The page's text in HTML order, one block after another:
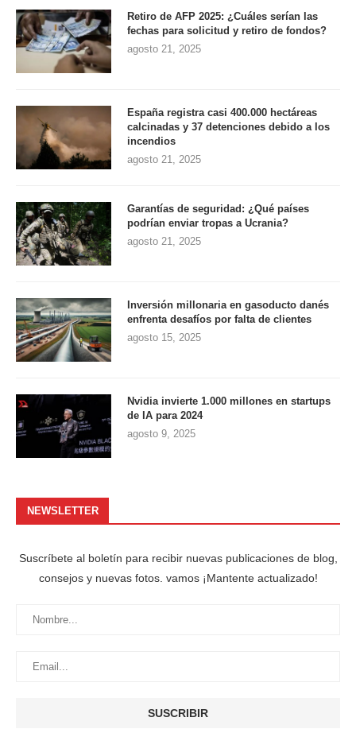
Retiro de AFP 2025: ¿Cuáles serían las
fechas para solicitud y retiro de fondos?
agosto 21, 2025
España registra casi 400.000 hectáreas
calcinadas y 37 detenciones debido a los
incendios
agosto 21, 2025
Garantías de seguridad: ¿Qué países
podrían enviar tropas a Ucrania?
agosto 21, 2025
Inversión millonaria en gasoducto danés
enfrenta desafíos por falta de clientes
agosto 15, 2025
Nvidia invierte 1.000 millones en startups
de IA para 2024
agosto 9, 2025
NEWSLETTER
Suscríbete al boletín para recibir nuevas publicaciones de blog,
consejos y nuevas fotos. vamos ¡Mantente actualizado!